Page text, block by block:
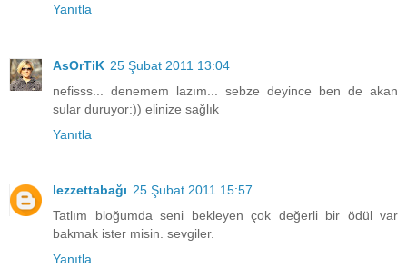
Yanıtla
AsOrTiK 25 Şubat 2011 13:04
nefisss... denemem lazım... sebze deyince ben de akan
sular duruyor:)) elinize sağlık
Yanıtla
lezzettabağı 25 Şubat 2011 15:57
Tatlım bloğumda seni bekleyen çok değerli bir ödül var
bakmak ister misin. sevgiler.
Yanıtla